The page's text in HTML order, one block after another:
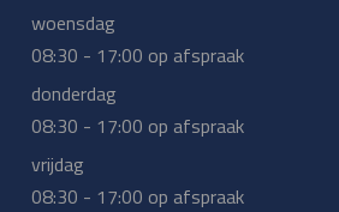
woensdag
08:30 - 17:00 op afspraak
donderdag
08:30 - 17:00 op afspraak
vrijdag
08:30 - 17:00 op afspraak